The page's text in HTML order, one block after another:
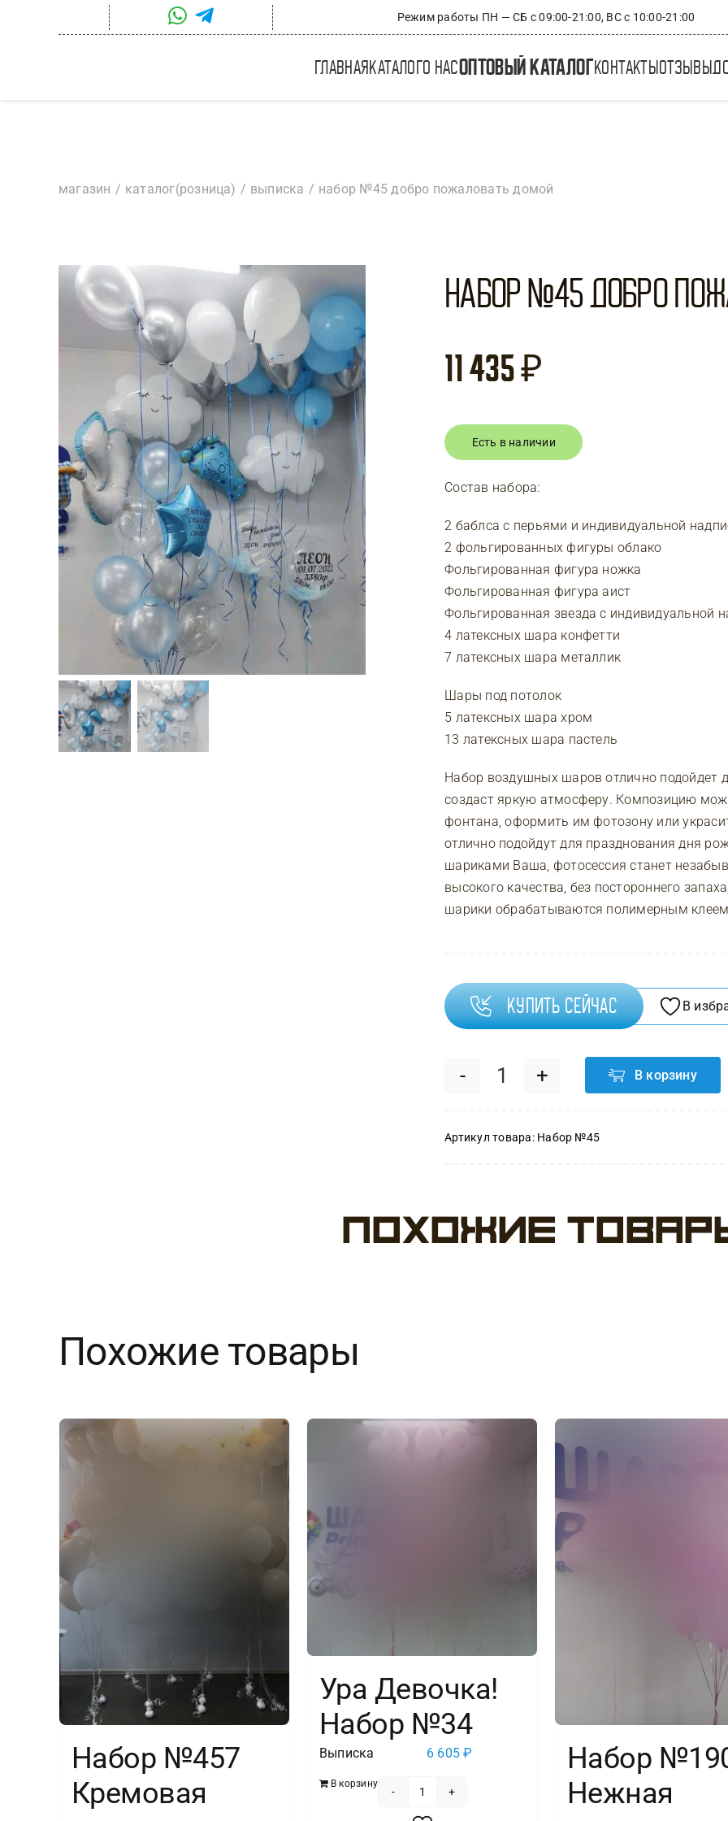
Режим работы ПН — СБ с 09:00-21:00, ВС с 10:00-21:00
главная каталого насоптовый каталогконтакты отзывы
магазин каталог(розница) выписка набор №45 добро пожаловать домой
Набор №45 Добро
11 435₽
Есть в наличии
Состав набора:
2 баблса с перьями и индивидуальной
2 фольгированных фигуры облако
Фольгированная фигура ножка
Фольгированная фигура аист
Фольгированная звезда с индивидуальной
4 латексных шара конфетти
7 латексных шара металлик
Шары под потолок
5 латексных шара хром
13 латексных шара пастель
Набор воздушных шаров отлично подойдет
создаст яркую атмосферу. Композицию
фонтана, оформить им фотозону или
отлично подойдут для празднования дня
шариками Ваша, фотосессия станет
высокого качества, без постороннего
шарики обрабатываются полимерным
Купить сейчас В
Количество
товара
Добро
В корзину
Артикул товара: Набор №45
Похожие
Похожие товары
Набор №457
Кремовая
Ура Девочка!
Набор №34
Выписка 6 605₽
В корзину
Набор
Нежная